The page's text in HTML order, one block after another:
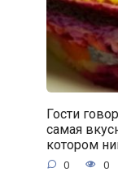
Гости
самая
котором
0 0